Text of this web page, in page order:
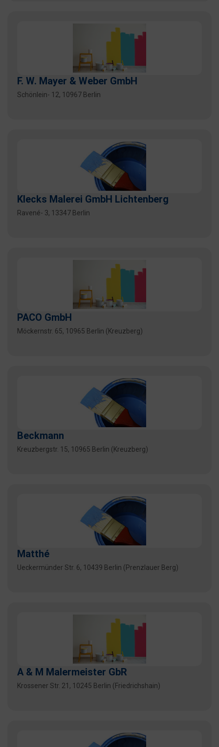
F. W. Mayer & Weber GmbH
Schönlein- 12, 10967 Berlin
Klecks Malerei GmbH Lichtenberg
Ravené- 3, 13347 Berlin
PACO GmbH
Möckernstr. 65, 10965 Berlin (Kreuzberg)
Beckmann
Kreuzbergstr. 15, 10965 Berlin (Kreuzberg)
Matthé
Ueckermünder Str. 6, 10439 Berlin (Prenzlauer Berg)
A & M Malermeister GbR
Krossener Str. 21, 10245 Berlin (Friedrichshain)